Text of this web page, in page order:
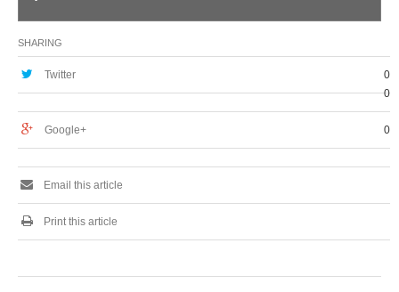
SHARING
Twitter
0
0
Google+ 0
Email this article
Print this article